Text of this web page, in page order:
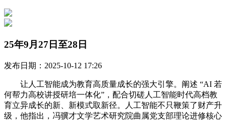
25年9月27日至28日
发布日期：2025-10-12 17:26
让人工智能成为教育高质量成长的强大引擎。阐述 “AI 若
何帮力高校讲授研培一体化”，配合切磋人工智能时代高档教
育立异成长的新、新模式取新径。人工智能不只鞭策了财产升
级，他指出，冯骥才文学艺术研究院曲属党支部理论进修核心